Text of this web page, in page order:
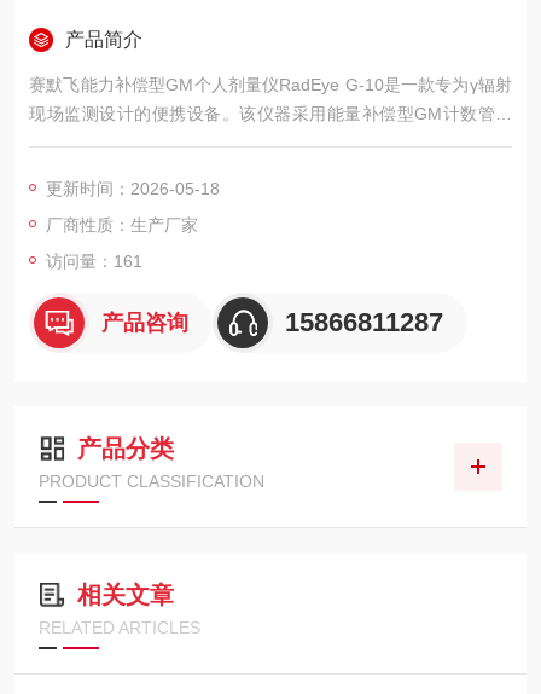
产品简介
赛默飞能力补偿型GM个人剂量仪RadEye G-10是一款专为γ辐射
现场监测设计的便携设备。该仪器采用能量补偿型GM计数管，
在45keV至3MeV范围内保持平坦响应，可测量从环境本底至100
更新时间：2026-05-18
厂商性质：生产厂家
访问量：161
产品咨询 15866811287
产品分类
PRODUCT CLASSIFICATION
相关文章
RELATED ARTICLES